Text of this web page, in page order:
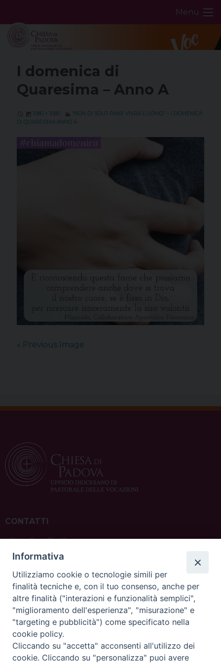
content
Menu
I domenica di
Quaresima – Anno A
1080 × 1080
“NON DI SOLO PANE VIVRÀ L’UOMO” – I DOMENICA
DI QUARESIMA ANNO A
« Previous Image
CONTATTI
ufficio: Casa Pio X
via Bonporti, 20 – 35141 Padova
tel: +39 351 619 2354
e mail:ufficiovocazionipadova@gmail.com
sede: Casa Sant'Andrea
via Valmarana, 20 – 35133 Padova
instagram:@casasantandreapadova
e mail:casasantandreapadova@gmail.com
Informativa
Utilizziamo cookie o tecnologie simili per
finalità tecniche e, con il tuo consenso, anche per
altre finalità ("interazioni e funzionalità semplici",
"miglioramento dell'esperienza", "misurazione" e
"targeting e pubblicità") come specificato nella
cookie policy.
Cliccando su "accetta" acconsenti all'utilizzo dei
cookie. Cliccando su "personalizza" puoi avere